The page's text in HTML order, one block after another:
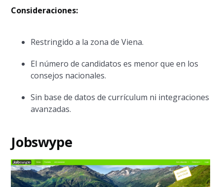
Consideraciones:
Restringido a la zona de Viena.
El número de candidatos es menor que en los
consejos nacionales.
Sin base de datos de currículum ni integraciones
avanzadas.
Jobswype